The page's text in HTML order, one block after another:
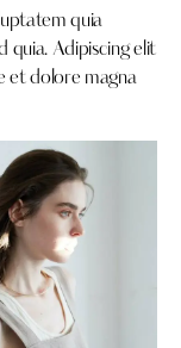
quia
quia. Adipiscing elit
et dolore magna